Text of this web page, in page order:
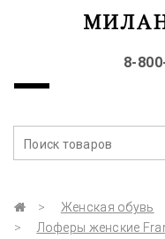
8-
Женская обувь
Лоферы женские